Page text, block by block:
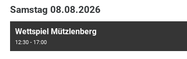
Samstag 08.08.2026
Wettspiel Mützlenberg
12:30 - 17:00